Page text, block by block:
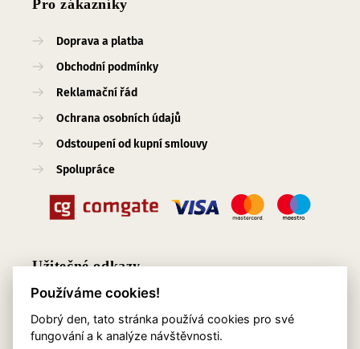
Pro zákazníky
Doprava a platba
Obchodní podmínky
Reklamační řád
Ochrana osobních údajů
Odstoupení od kupní smlouvy
Spolupráce
Užitečné odkazy
O nás
Blog
Používáme cookies!
Dobrý den, tato stránka používá cookies pro své
fungování a k analýze návštěvnosti.